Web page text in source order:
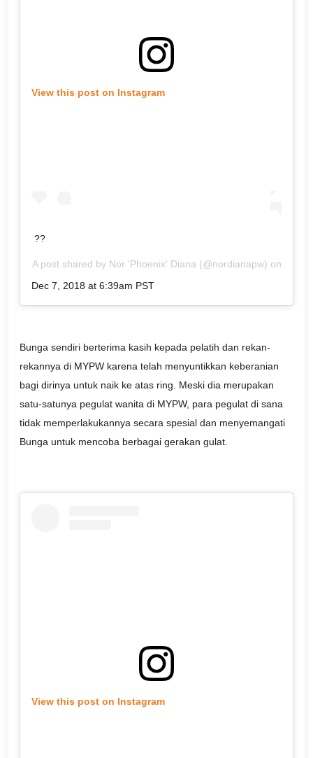
View this post on Instagram
??
A post shared by Nor 'Phoenix' Diana(@nordianapw) on
Dec 7, 2018 at 6:39am PST
Bunga sendiri berterima kasih kepada pelatih dan rekan-
rekannya di MYPW karena telah menyuntikkan keberanian
bagi dirinya untuk naik ke atas ring. Meski dia merupakan
satu-satunya pegulat wanita di MYPW, para pegulat di sana
tidak memperlakukannya secara spesial dan menyemangati
Bunga untuk mencoba berbagai gerakan gulat.
View this post on Instagram